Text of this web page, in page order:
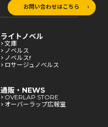
お問い合わせはこちら
ライトノベル
文庫
ノベルス
ノベルスf
ロサージュノベルス
通販・NEWS
OVERLAP STORE
オーバーラップ広報室